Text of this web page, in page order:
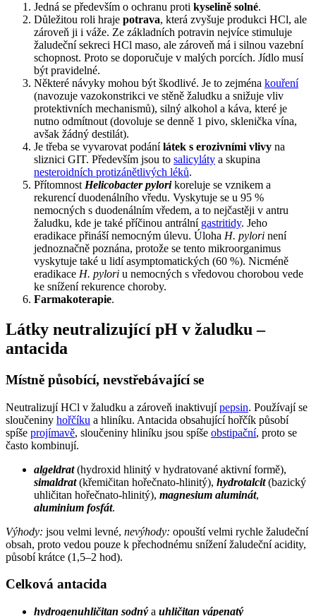
Jedná se především o ochranu proti kyselině solné.
Důležitou roli hraje potrava, která zvyšuje produkci HCl, ale
zároveň ji i váže. Ze základních potravin nejvíce stimuluje
žaludeční sekreci HCl maso, ale zároveň má i silnou vazební
schopnost. Proto se doporučuje v malých porcích. Jídlo musí
být pravidelné.
Některé návyky mohou být škodlivé. Je to zejména kouření
(navozuje vazokonstrikci ve stěně žaludku a snižuje vliv
protektivních mechanismů), silný alkohol a káva, které je
nutno odmítnout (dovoluje se denně 1 pivo, sklenička vína,
avšak žádný destilát).
Je třeba se vyvarovat podánílátek s erozivními vlivy na
sliznici GIT. Především jsou to salicyláty a skupina
nesteroidních protizánětlivých léků.
Přítomnost Helicobacter pylorikoreluje se vznikem a
rekurencí duodenálního vředu. Vyskytuje se u 95 %
nemocných s duodenálním vředem, a to nejčastěji v antru
žaludku, kde je také příčinou antrální gastritidy. Jeho
eradikace přináší nemocným úlevu. Úloha H. pylori není
jednoznačně poznána, protože se tento mikroorganimus
vyskytuje také u lidí asymptomatických (60 %). Nicméně
eradikace H. pylori u nemocných s vředovou chorobou vede
ke snížení rekurence choroby.
Farmakoterapie.
Látky neutralizující pH v žaludku –
antacida
Místně působící, nevstřebávající se
Neutralizují HCl v žaludku a zároveň inaktivujípepsin. Používají se
sloučeniny hořčíku a hliníku. Antacida obsahující hořčík působí
spíše projímavě, sloučeniny hliníku jsou spíše obstipační, proto se
často kombinují.
algeldrat(hydroxid hlinitý v hydratované aktivní formě),
simaldrat(křemičitan hořečnato-hlinitý), hydrotalcit(bazický
uhličitan hořečnato-hlinitý), magnesium aluminát,
aluminium fosfát.
Výhody: jsou velmi levné, nevýhody: opouští velmi rychle žaludeční
obsah, proto vedou pouze k přechodnému snížení žaludeční acidity,
působí krátce (1,5–2 hod).
Celková antacida
hydrogenuhličitan sodný a uhličitan vápenatý